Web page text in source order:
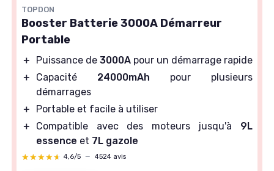
TOPDON
Booster Batterie 3000A Démarreur
Portable
＋ Puissance de 3000A pour un démarrage rapide
＋
Capacité 24000mAh pour plusieurs
démarrages
＋
Portable et facile à utiliser
＋
Compatible avec des moteurs jusqu'à 9L
essence et 7L gazole
★★★★★
★★★★★ 4,6/5 — 4524 avis